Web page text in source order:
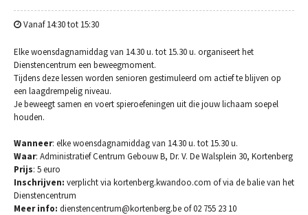
Vanaf 14:30 tot 15:30
Elke woensdagnamiddag van 14.30 u. tot 15.30 u. organiseert het
Dienstencentrum een beweegmoment.
Tijdens deze lessen worden senioren gestimuleerd om actief te blijven op
een laagdrempelig niveau.
Je beweegt samen en voert spieroefeningen uit die jouw lichaam soepel
houden.
Wanneer: elke woensdagnamiddag van 14.30 u. tot 15.30 u.
Waar: Administratief Centrum Gebouw B, Dr. V. De Walsplein 30, Kortenberg
Prijs: 5 euro
Inschrijven: verplicht via kortenberg.kwandoo.com of via de balie van het
Dienstencentrum
Meer info: dienstencentrum@kortenberg.be of 02 755 23 10